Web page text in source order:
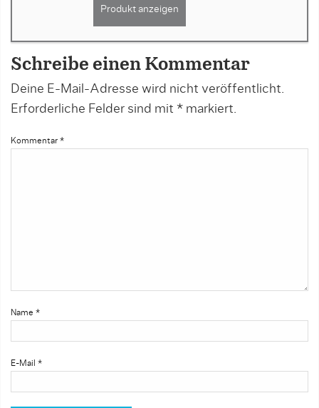
Produkt anzeigen
Schreibe einen Kommentar
Deine E-Mail-Adresse wird nicht veröffentlicht.
Erforderliche Felder sind mit * markiert.
Kommentar *
Name *
E-Mail *